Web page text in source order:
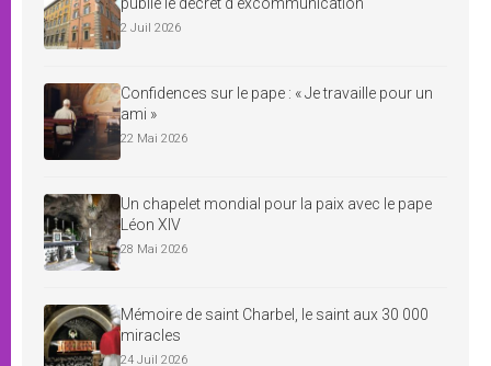
2 Juil 2026
Confidences sur le pape : « Je travaille pour un
ami »
22 Mai 2026
Un chapelet mondial pour la paix avec le pape
Léon XIV
28 Mai 2026
Mémoire de saint Charbel, le saint aux 30 000
miracles
24 Juil 2026